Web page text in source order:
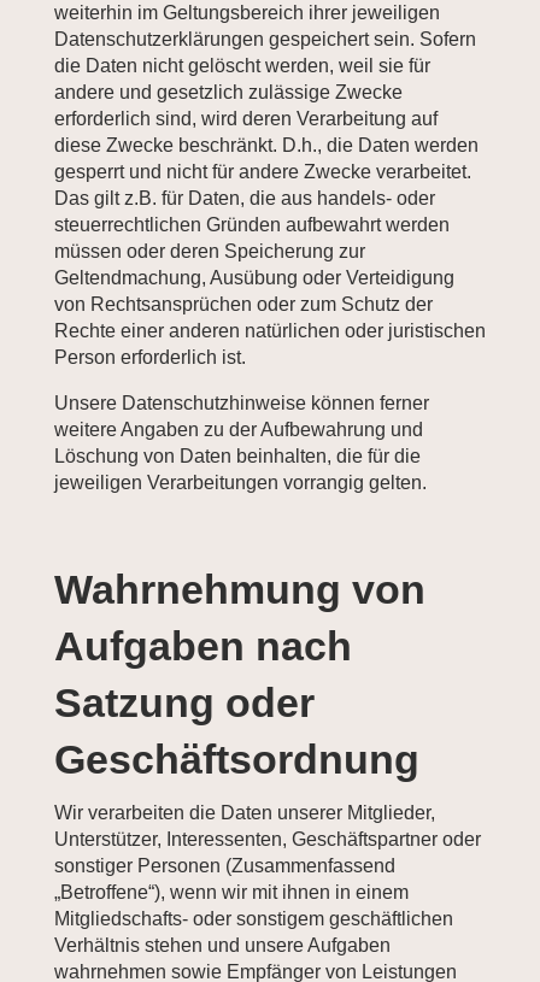
weiterhin im Geltungsbereich ihrer jeweiligen
Datenschutzerklärungen gespeichert sein. Sofern
die Daten nicht gelöscht werden, weil sie für
andere und gesetzlich zulässige Zwecke
erforderlich sind, wird deren Verarbeitung auf
diese Zwecke beschränkt. D.h., die Daten werden
gesperrt und nicht für andere Zwecke verarbeitet.
Das gilt z.B. für Daten, die aus handels- oder
steuerrechtlichen Gründen aufbewahrt werden
müssen oder deren Speicherung zur
Geltendmachung, Ausübung oder Verteidigung
von Rechtsansprüchen oder zum Schutz der
Rechte einer anderen natürlichen oder juristischen
Person erforderlich ist.
Unsere Datenschutzhinweise können ferner
weitere Angaben zu der Aufbewahrung und
Löschung von Daten beinhalten, die für die
jeweiligen Verarbeitungen vorrangig gelten.
Wahrnehmung von
Aufgaben nach
Satzung oder
Geschäftsordnung
Wir verarbeiten die Daten unserer Mitglieder,
Unterstützer, Interessenten, Geschäftspartner oder
sonstiger Personen (Zusammenfassend
„Betroffene“), wenn wir mit ihnen in einem
Mitgliedschafts- oder sonstigem geschäftlichen
Verhältnis stehen und unsere Aufgaben
wahrnehmen sowie Empfänger von Leistungen